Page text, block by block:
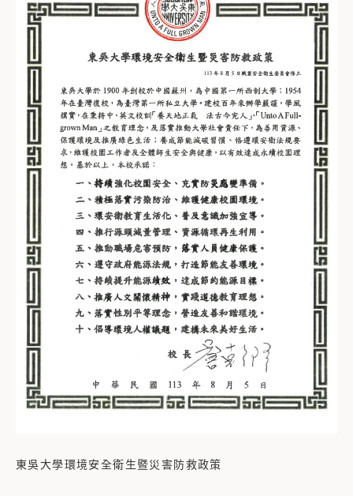
東吳大學環境安全衛生暨災害防救政策